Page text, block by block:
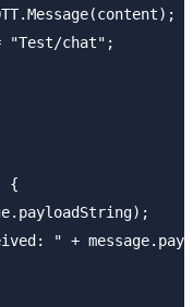
"Test/chat";
{
" +